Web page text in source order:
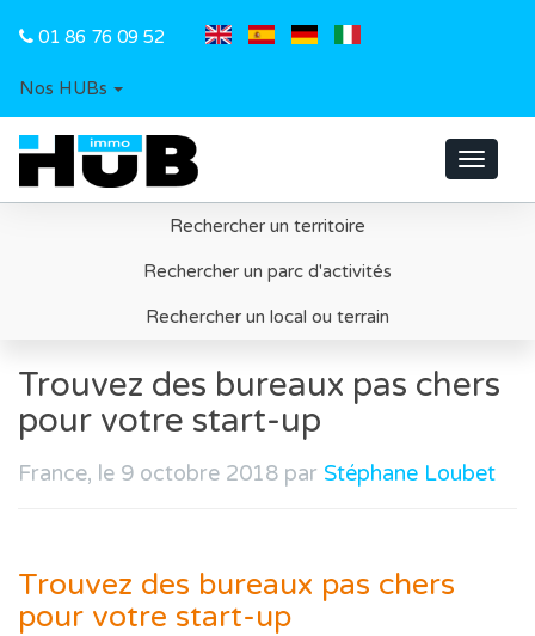
01 86 76 09 52
Nos HUBs
Toggle
Rechercher un territoire
Rechercher un parc d'activités
Rechercher un local ou terrain
Trouvez des bureaux pas chers
pour votre start-up
France, le 9 octobre 2018 par Stéphane Loubet
Trouvez des bureaux pas chers
pour votre start-up